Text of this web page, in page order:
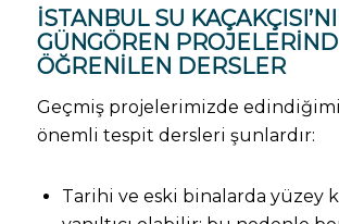
İSTANBUL SU
GÜNGÖREN
ÖĞRENILEN DERSLER
Geçmiş projelerimizde
önemli tespit dersleri şunlardır:
Tarihi ve eski binalarda yüzey